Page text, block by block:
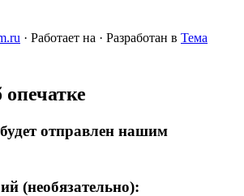
· Работает на · Разработан в Тема
отправлен нашим
(необязательно):